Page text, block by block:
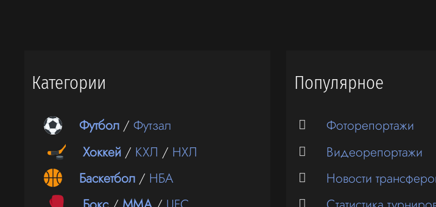
Категории
Футбол /Футзал
Хоккей / КХЛ / НХЛ
Баскетбол / НБА
Популярное
Фоторепортажи
Видеорепортажи
Новости